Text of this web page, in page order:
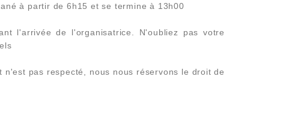
à partir de 6h15 et se termine à 13h00
l'arrivée de l'organisatrice. N'oubliez pas votre
pas respecté, nous nous réservons le droit de